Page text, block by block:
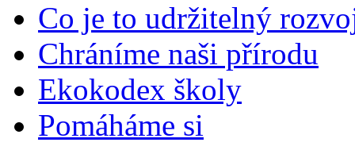
Co je to udržitelný
Chráníme naši přírodu
Ekokodex školy
Pomáháme si